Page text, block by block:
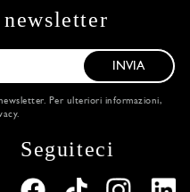
INVIA
Per ulteriori informazioni,
.
Seguiteci